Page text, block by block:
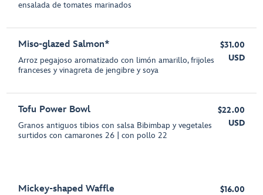
ensalada de tomates marinados
Miso-glazed Salmon*
Arroz pegajoso aromatizado con limón amarillo, frijoles
franceses y vinagreta de jengibre y soya
$31.00
USD
Tofu Power Bowl
Granos antiguos tibios con salsa Bibimbap y vegetales
surtidos con camarones 26 | con pollo 22
$22.00
USD
Mickey-shaped Waffle
$16.00